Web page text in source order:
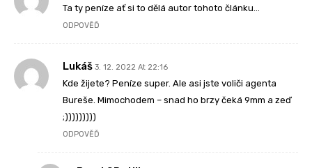
Ta ty peníze ať si to dělá autor tohoto článku…
ODPOVĚĎ
Lukáš 3. 12. 2022 At 22:16
Kde žijete? Peníze super. Ale asi jste voliči agenta
Bureše. Mimochodem – snad ho brzy čeká 9mm a zeď
;)))))))))
ODPOVĚĎ